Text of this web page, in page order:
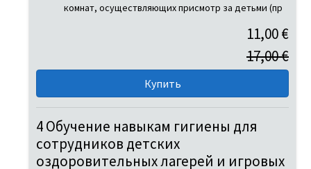
4 Обучение навыкам гигиены для
сотрудников детских
оздоровительных лагерей и игровых
комнат, осуществляющих присмотр за детьми (пр
11,00 €
17,00 €